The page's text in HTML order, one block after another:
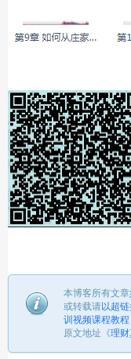
本博客所有文章
或转载请以超
训视频课程教程
原文地址《理